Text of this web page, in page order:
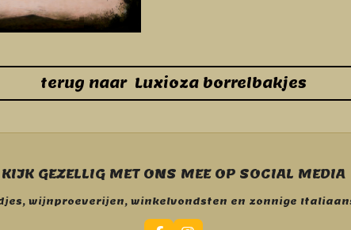
terug naar Luxioza borrelbakjes
KIJK GEZELLIG MET ONS MEE OP SOCIAL MEDIA
wijnproeverijen, winkelvondsten en zonnige